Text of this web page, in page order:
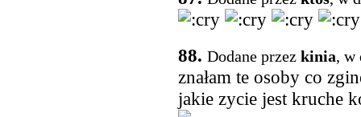
88. Dodane przez kinia, w
znałam te osoby co
jakie zycie jest kruche